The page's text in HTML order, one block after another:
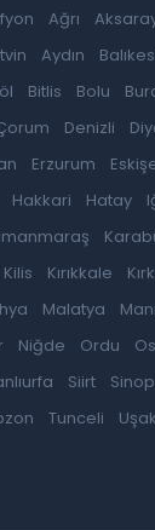
Ağrı
Aydın
Bitlis Bolu
Denizli
Erzurum
Hakkari Hatay
Kilis Kırıkkale
Malatya
Niğde Ordu
Siirt Sinop
Tunceli Uşak